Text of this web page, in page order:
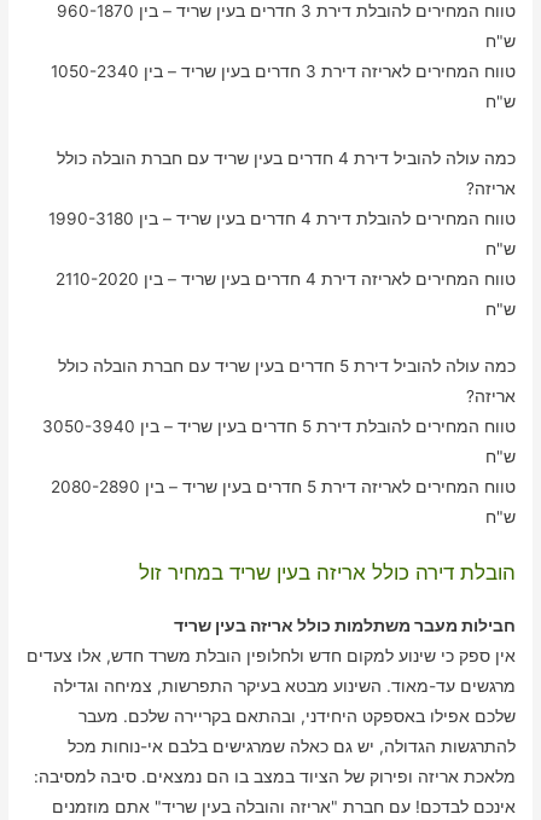
טווח המחירים להובלת דירת 3 חדרים בעין שריד – בין 960-1870
ש"ח
טווח המחירים לאריזה דירת 3 חדרים בעין שריד – בין 1050-2340
ש"ח
כמה עולה להוביל דירת 4 חדרים בעין שריד עם חברת הובלה כולל
אריזה?
טווח המחירים להובלת דירת 4 חדרים בעין שריד – בין 1990-3180
ש"ח
טווח המחירים לאריזה דירת 4 חדרים בעין שריד – בין 2110-2020
ש"ח
כמה עולה להוביל דירת 5 חדרים בעין שריד עם חברת הובלה כולל
אריזה?
טווח המחירים להובלת דירת 5 חדרים בעין שריד – בין 3050-3940
ש"ח
טווח המחירים לאריזה דירת 5 חדרים בעין שריד – בין 2080-2890
ש"ח
הובלת דירה כולל אריזה בעין שריד במחיר זול
חבילות מעבר משתלמות כולל אריזה בעין שריד
אין ספק כי שינוע למקום חדש ולחלופין הובלת משרד חדש, אלו צעדים
מרגשים עד-מאוד. השינוע מבטא בעיקר התפרשות, צמיחה וגדילה
שלכם אפילו באספקט היחידני, ובהתאם בקריירה שלכם. מעבר
להתרגשות הגדולה, יש גם כאלה שמרגישים בלבם אי-נוחות מכל
מלאכת אריזה ופירוק של הציוד במצב בו הם נמצאים. סיבה למסיבה:
אינכם לבדכם! עם חברת "אריזה והובלה בעין שריד" אתם מוזמנים